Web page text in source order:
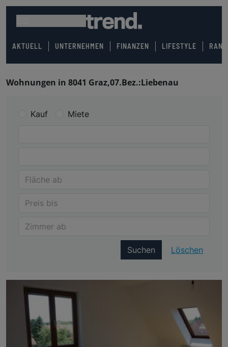
AKTUELL UNTERNEHMEN FINANZEN LIFESTYLE
Wohnungen in 8041 Graz,07.Bez.:Liebenau
Kauf Miete
Suchen Löschen